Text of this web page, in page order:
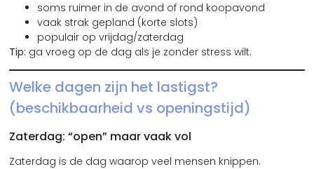
soms ruimer in de avond of rond koopavond
vaak strak gepland (korte slots)
populair op vrijdag/zaterdag
Tip: ga vroeg op de dag als je zonder stress wilt.
Welke dagen zijn het lastigst?
(beschikbaarheid vs openingstijd)
Zaterdag: “open” maar vaak vol
Zaterdag is de dag waarop veel mensen knippen.